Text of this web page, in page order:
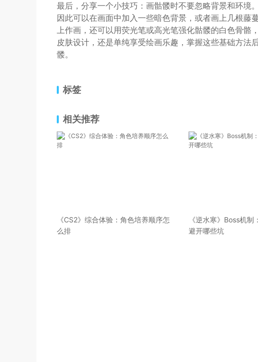
最后，分享一个小技巧：画骷髅时不要忽略背景和环境
因此可以在画面中加入一些暗色背景，或者画上几根藤
上作画，还可以用荧光笔或高光笔强化骷髅的白色骨骼
皮肤设计，还是单纯享受绘画乐趣，掌握这些基础方
髅。
标签
相关推荐
《CS2》综合体验：角色培养顺序怎
么排
《逆水寒》Boss机
避开哪些坑